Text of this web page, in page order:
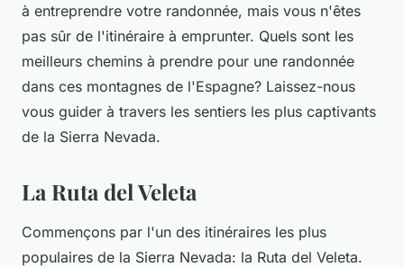
à entreprendre votre randonnée, mais vous n'êtes
pas sûr de l'itinéraire à emprunter. Quels sont les
meilleurs chemins à prendre pour une randonnée
dans ces montagnes de l'Espagne? Laissez-nous
vous guider à travers les sentiers les plus captivants
de la Sierra Nevada.
La Ruta del Veleta
Commençons par l'un des itinéraires les plus
populaires de la Sierra Nevada: la Ruta del Veleta.